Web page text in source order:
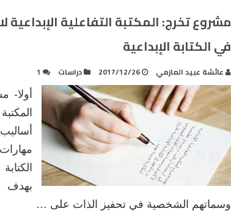
مشروع تخرج: المكتبة التفاعلية
في الكتابة الإبداعية
عائشة عبيد المازمي 2017/12/26 دراسات 1
بهدف
وسماتهم الشخصية في تحفيز الذات على …